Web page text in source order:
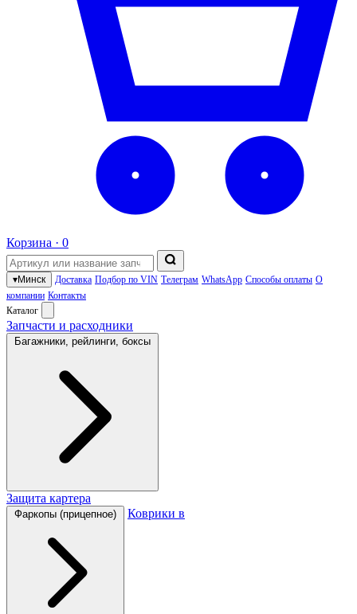
Корзина · 0
▾Минск Доставка Подбор по VIN Телеграм WhatsApp Способы оплаты О
компании Контакты
Каталог
Запчасти и расходники
Багажники, рейлинги, боксы
Защита картера
Фаркопы (прицепное) Коврики в